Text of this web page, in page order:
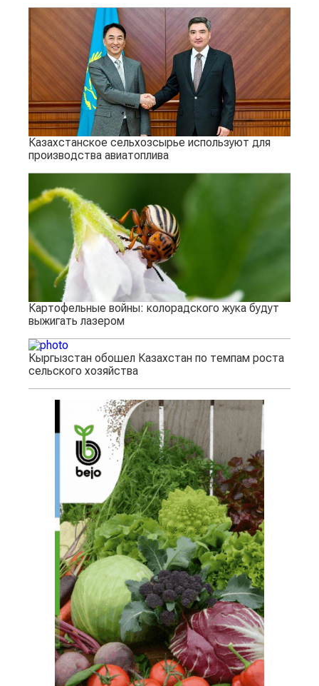
Казахстанское сельхозсырье используют для
производства авиатоплива
Картофельные войны: колорадского жука будут
выжигать лазером
Кыргызстан обошел Казахстан по темпам роста
сельского хозяйства